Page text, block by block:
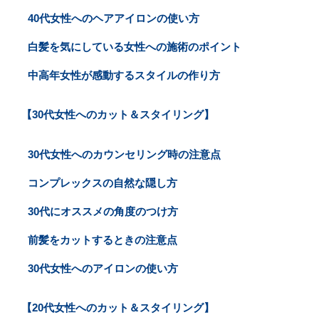
40代女性へのヘアアイロンの使い方
白髪を気にしている女性への施術のポイント
中高年女性が感動するスタイルの作り方
【30代女性へのカット＆スタイリング】
30代女性へのカウンセリング時の注意点
コンプレックスの自然な隠し方
30代にオススメの角度のつけ方
前髪をカットするときの注意点
30代女性へのアイロンの使い方
【20代女性へのカット＆スタイリング】